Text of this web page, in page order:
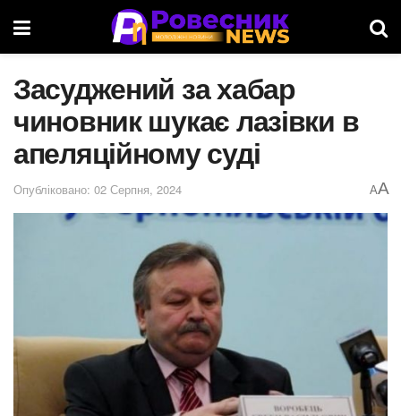
Засуджений за хабар
чиновник шукає лазівки в
апеляційному суді
Опубліковано: 02 Серпня, 2024 AA